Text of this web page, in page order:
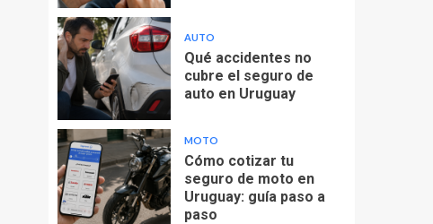
AUTO
Qué accidentes no
cubre el seguro de
auto en Uruguay
MOTO
Cómo cotizar tu
seguro de moto en
Uruguay: guía paso a
paso